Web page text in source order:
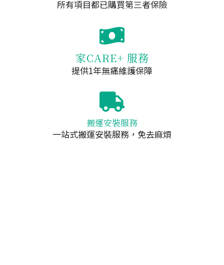
所有項目都已購買第三者保險
家CARE+ 服務
提供1年無痛維護保障
搬運安裝服務
一站式搬運安裝服務，免去麻煩